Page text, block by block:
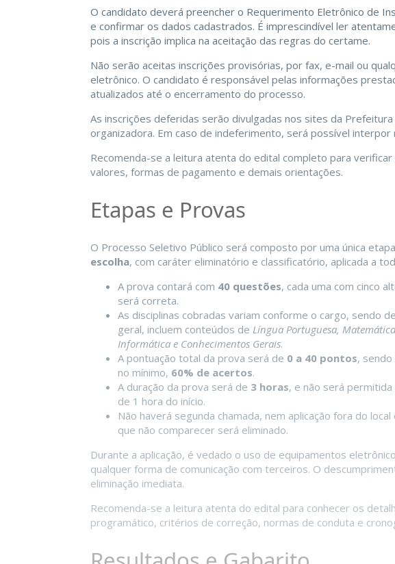
O candidato deverá preencher o Requerimento Eletrônico de
e confirmar os dados cadastrados. É imprescindível ler
pois a inscrição implica na aceitação das regras do certame.
Não serão aceitas inscrições provisórias, por fax, e-mail ou
eletrônico. O candidato é responsável pelas informações
atualizados até o encerramento do processo.
As inscrições deferidas serão divulgadas nos sites da Prefeitura
organizadora. Em caso de indeferimento, será possível
Recomenda-se a leitura atenta do edital completo para
valores, formas de pagamento e demais orientações.
Etapas e Provas
O Processo Seletivo Público será composto por uma única
escolha, com caráter eliminatório e classificatório, aplicada a
A prova contará com 40 questões, cada uma com cinco
será correta.
As disciplinas cobradas variam conforme o cargo, sendo
geral, incluem conteúdos de Língua Portuguesa,
Informática e Conhecimentos Gerais.
A pontuação total da prova será de 0 a 40 pontos,
no mínimo, 60% de acertos.
A duração da prova será de 3 horas, e não será
de 1 hora do início.
Não haverá segunda chamada, nem aplicação fora do
que não comparecer será eliminado.
Durante a aplicação, é vedado o uso de equipamentos
qualquer forma de comunicação com terceiros. O
eliminação imediata.
Recomenda-se a leitura atenta do edital para conhecer os
programático, critérios de correção, normas de conduta e